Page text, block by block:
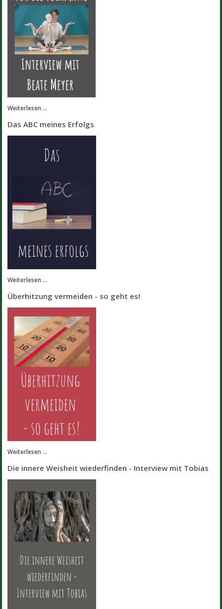
Weiterlesen ...
Das ABC meines Erfolgs
Weiterlesen ...
Überhitzung vermeiden - so geht es!
Weiterlesen ...
Die innere Weisheit wiederfinden - Interview mit Tobias